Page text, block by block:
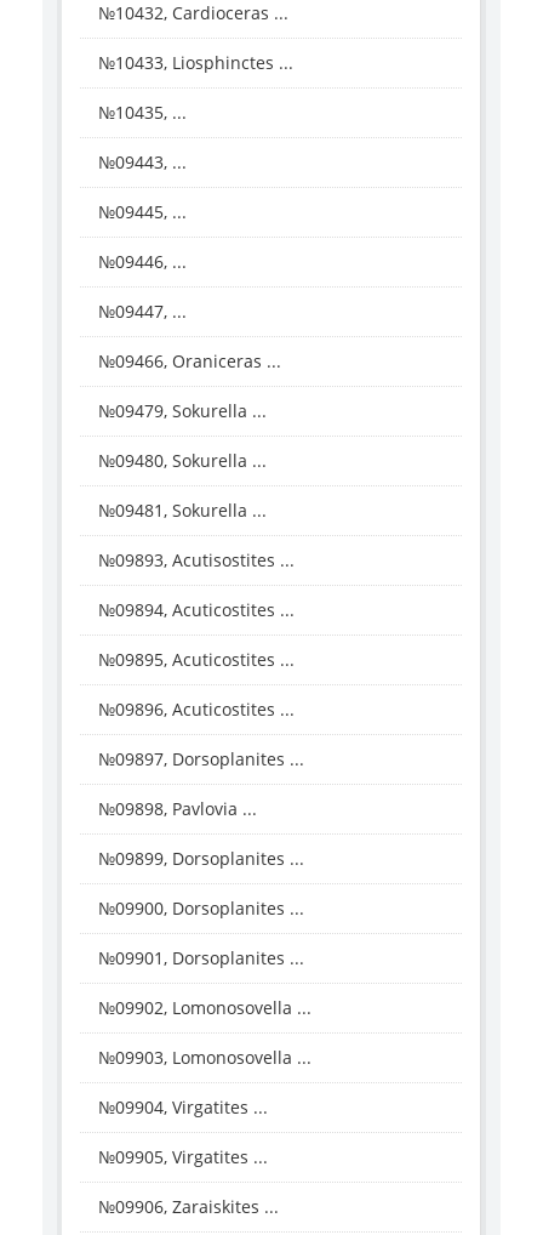
№10432, Cardioceras ...
№10433, Liosphinctes ...
№10435, ...
№09443, ...
№09445, ...
№09446, ...
№09447, ...
№09466, Oraniceras ...
№09479, Sokurella ...
№09480, Sokurella ...
№09481, Sokurella ...
№09893, Acutisostites ...
№09894, Acuticostites ...
№09895, Acuticostites ...
№09896, Acuticostites ...
№09897, Dorsoplanites ...
№09898, Pavlovia ...
№09899, Dorsoplanites ...
№09900, Dorsoplanites ...
№09901, Dorsoplanites ...
№09902, Lomonosovella ...
№09903, Lomonosovella ...
№09904, Virgatites ...
№09905, Virgatites ...
№09906, Zaraiskites ...